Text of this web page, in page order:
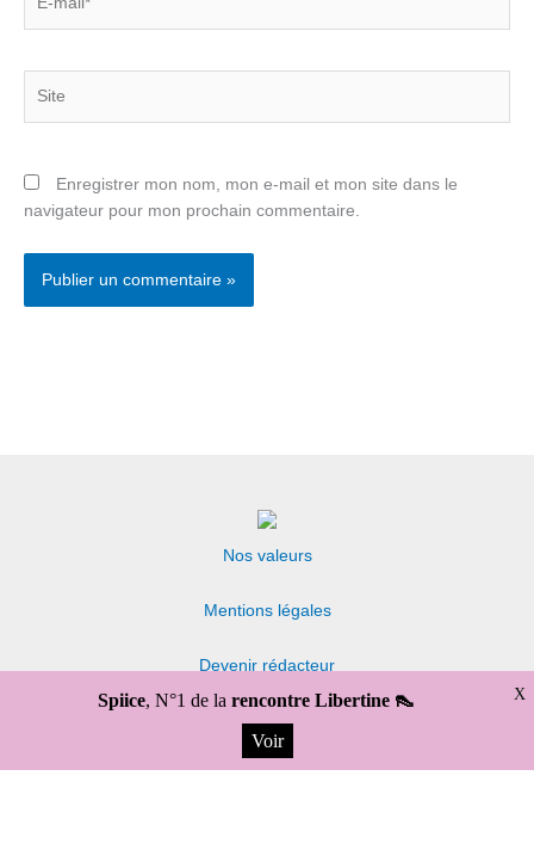
mail*
Enregistrer mon nom, mon e-mail et mon site dans le
navigateur pour mon prochain commentaire.
Nos valeurs
Mentions légales
Devenir rédacteur
Politique de confidentialité
Spiice, N°1 de la rencontre Libertine 👠
Voir
X